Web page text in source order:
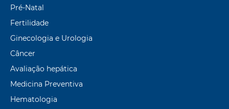
Pré-Natal
Fertilidade
Ginecologia e Urologia
Câncer
Avaliação hepática
Medicina Preventiva
Hematologia